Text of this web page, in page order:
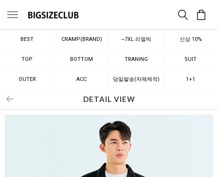
메뉴
BEST CRAMP(BRAND) ~7XL 리얼빅 신상 10%
TOP BOTTOM TRANING SUIT
OUTER ACC 당일발송(자체제작) 1+1
DETAIL VIEW